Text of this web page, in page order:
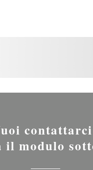
sui cookie
il modulo